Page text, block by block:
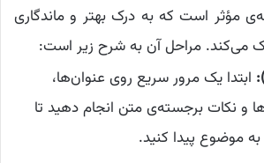
مؤثر است که به درک بهتر و ماندگاری
می‌کند. مراحل آن به شرح زیر است:
ابتدا یک مرور سریع روی عنوان‌ها،
و نکات برجسته‌ی متن انجام دهید تا
موضوع پیدا کنید.